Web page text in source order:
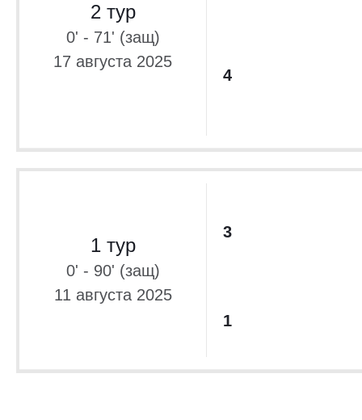
2 тур
0' - 71' (защ)
17 августа 2025
4
1 тур
0' - 90' (защ)
11 августа 2025
3
1